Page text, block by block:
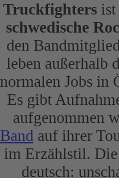
Truckfightersist
schwedische
den
leben außerhalb
normalen Jobs in
Es gibt
aufgenommen
Bandauf ihrer
im Erzählstil.
deutsch: